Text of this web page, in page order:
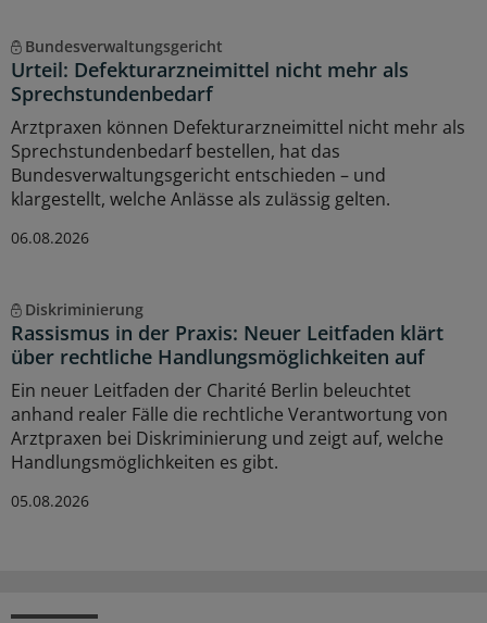
Bundesverwaltungsgericht
Urteil: Defekturarzneimittel nicht mehr als
Sprechstundenbedarf
Arztpraxen können Defekturarzneimittel nicht mehr als
Sprechstundenbedarf bestellen, hat das
Bundesverwaltungsgericht entschieden – und
klargestellt, welche Anlässe als zulässig gelten.
06.08.2026
Diskriminierung
Rassismus in der Praxis: Neuer Leitfaden klärt
über rechtliche Handlungsmöglichkeiten auf
Ein neuer Leitfaden der Charité Berlin beleuchtet
anhand realer Fälle die rechtliche Verantwortung von
Arztpraxen bei Diskriminierung und zeigt auf, welche
Handlungsmöglichkeiten es gibt.
05.08.2026